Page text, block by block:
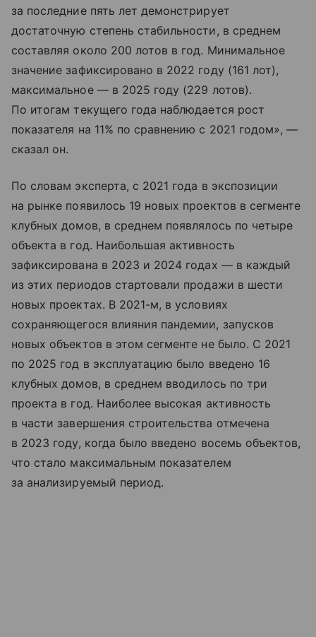
за последние пять лет демонстрирует
достаточную степень стабильности, в среднем
составляя около 200 лотов в год. Минимальное
значение зафиксировано в 2022 году (161 лот),
максимальное — в 2025 году (229 лотов).
По итогам текущего года наблюдается рост
показателя на 11% по сравнению с 2021 годом», —
сказал он.
По словам эксперта, с 2021 года в экспозиции
на рынке появилось 19 новых проектов в сегменте
клубных домов, в среднем появлялось по четыре
объекта в год. Наибольшая активность
зафиксирована в 2023 и 2024 годах — в каждый
из этих периодов стартовали продажи в шести
новых проектах. В 2021-м, в условиях
сохраняющегося влияния пандемии, запусков
новых объектов в этом сегменте не было. С 2021
по 2025 год в эксплуатацию было введено 16
клубных домов, в среднем вводилось по три
проекта в год. Наиболее высокая активность
в части завершения строительства отмечена
в 2023 году, когда было введено восемь объектов,
что стало максимальным показателем
за анализируемый период.